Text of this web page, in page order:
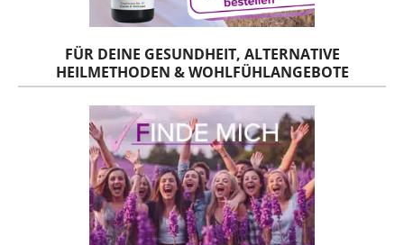
FÜR DEINE GESUNDHEIT, ALTERNATIVE
HEILMETHODEN & WOHLFÜHLANGEBOTE